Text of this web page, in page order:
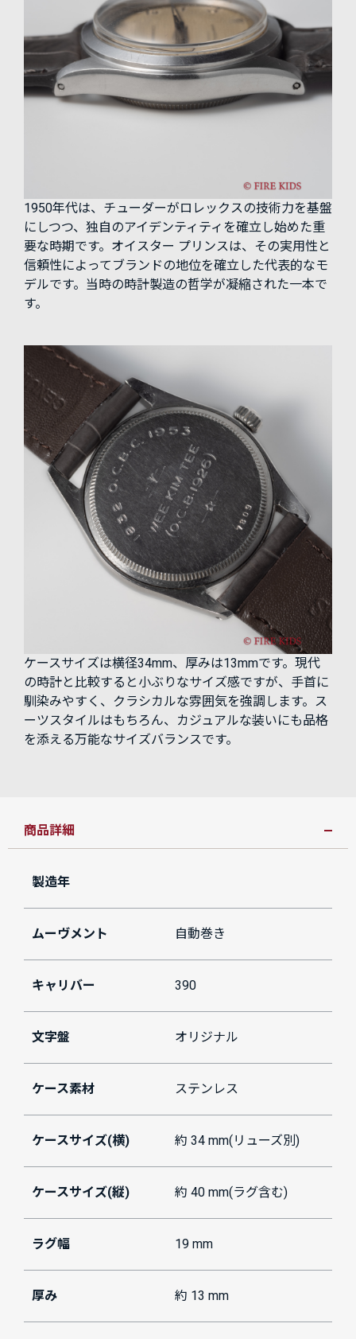
1950年代は、チューダーがロレックスの技術力を基盤
にしつつ、独自のアイデンティティを確立し始めた重
要な時期です。オイスター プリンスは、その実用性と
信頼性によってブランドの地位を確立した代表的なモ
デルです。当時の時計製造の哲学が凝縮された一本で
す。
ケースサイズは横径34mm、厚みは13mmです。現代
の時計と比較すると小ぶりなサイズ感ですが、手首に
馴染みやすく、クラシカルな雰囲気を強調します。ス
ーツスタイルはもちろん、カジュアルな装いにも品格
を添える万能なサイズバランスです。
商品詳細
製造年
ムーヴメント 自動巻き
キャリバー 390
文字盤 オリジナル
ケース素材 ステンレス
ケースサイズ(横) 約 34 mm(リューズ別)
ケースサイズ(縦) 約 40 mm(ラグ含む)
ラグ幅 19 mm
厚み 約 13 mm